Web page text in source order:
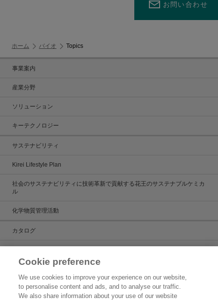
お問い合わせ
ホーム バイオ Topics
事業案内
産業分野
ソリューション
キーテクノロジー
サステナビリティ
Kirei Lifestyle Plan
社会のサステナビリティに技術革新で貢献する花王のサステナブルケミカ
ル
化学物質管理活動
カタログ
製品検索
Cookie preference
We use cookies to improve your experience on our website,
to personalise content and ads, and to analyse our traffic.
We also share information about your use of our website